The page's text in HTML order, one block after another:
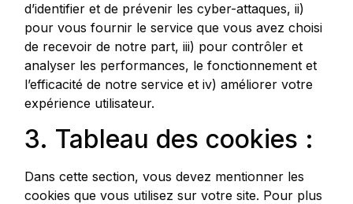
d’identifier et de prévenir les cyber-attaques, ii)
pour vous fournir le service que vous avez choisi
de recevoir de notre part, iii) pour contrôler et
analyser les performances, le fonctionnement et
l’efficacité de notre service et iv) améliorer votre
expérience utilisateur.
3. Tableau des cookies :
Dans cette section, vous devez mentionner les
cookies que vous utilisez sur votre site. Pour plus